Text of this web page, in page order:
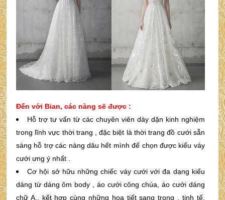
Đến với Bian, các nàng sẽ được :
Hỗ trợ tư vấn từ các chuyên viên dày dặn kinh nghiệm
trong lĩnh vực thời trang , đặc biệt là thời trang đồ cưới sẵn
sàng hỗ trợ các nàng dâu hết mình để chọn được kiểu váy
cưới ưng ý nhất .
Cơ hội sở hữu những chiếc váy cưới với đa dạng kiểu
dáng từ dáng ôm body , áo cưới công chúa, áo cưới dáng
chữ A.. kết hợp cùng những họa tiết sang trọng , tinh tế,